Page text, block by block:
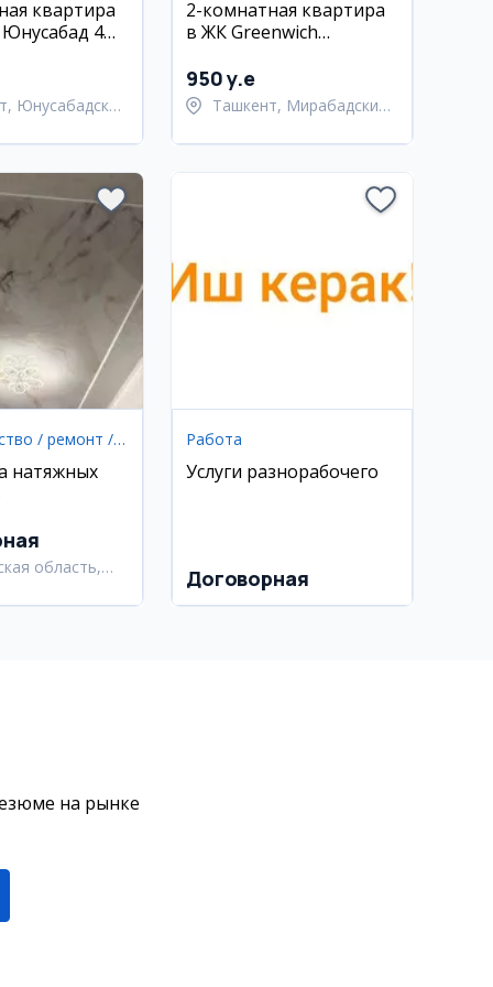
квартира
4
Юнусабадский
2-комнатная квартира
в ЖК Greenwich
район
950 y.e
Ташкент, Мирабадский
Строительство / ремонт / уборка
натяжных
область,
Работа
Услуги разнорабочего
Договорная
на рынке